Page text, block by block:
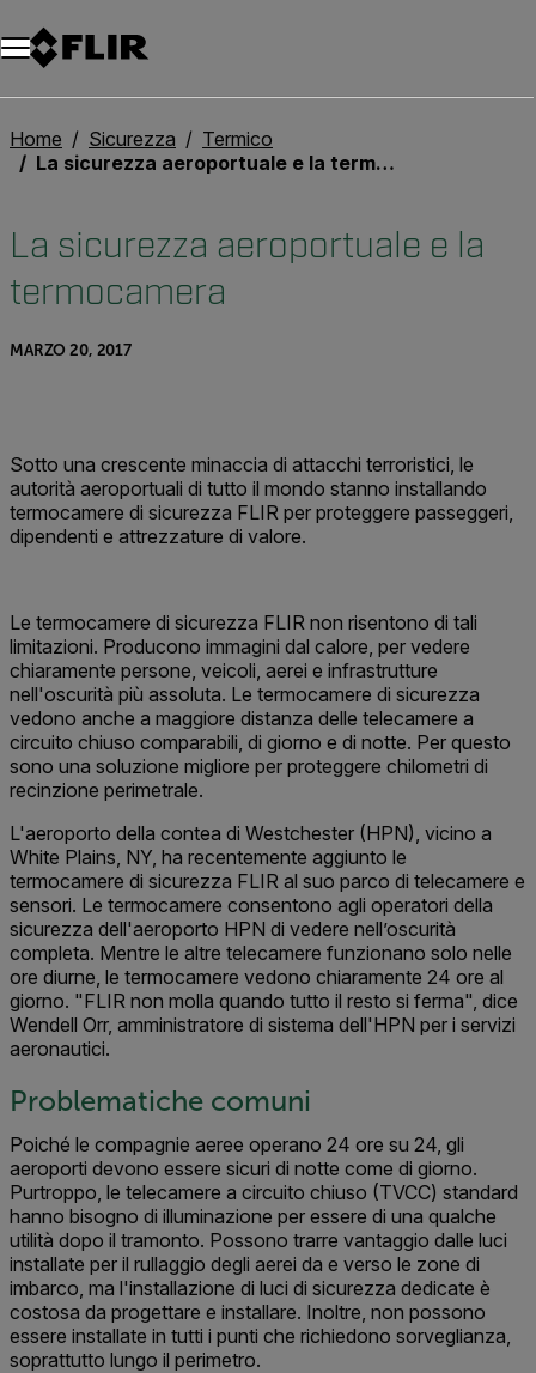
Unread messages
Modello
Rimuovi
articoli
articolo
Aggiungi al carrello
Aggiunto al carrello
Home Sicurezza
Termico
La sicurezza aeroportuale e la termocamera
La sicurezza aeroportuale e la
termocamera
MARZO 20, 2017
Sotto una crescente minaccia di attacchi terroristici, le
autorità aeroportuali di tutto il mondo stanno installando
termocamere di sicurezza FLIR per proteggere passeggeri,
dipendenti e attrezzature di valore.
Le termocamere di sicurezza FLIR non risentono di tali
limitazioni. Producono immagini dal calore, per vedere
chiaramente persone, veicoli, aerei e infrastrutture
nell'oscurità più assoluta. Le termocamere di sicurezza
vedono anche a maggiore distanza delle telecamere a
circuito chiuso comparabili, di giorno e di notte. Per questo
sono una soluzione migliore per proteggere chilometri di
recinzione perimetrale.
L'aeroporto della contea di Westchester (HPN), vicino a
White Plains, NY, ha recentemente aggiunto le
termocamere di sicurezza FLIR al suo parco di telecamere e
sensori. Le termocamere consentono agli operatori della
sicurezza dell'aeroporto HPN di vedere nell’oscurità
completa. Mentre le altre telecamere funzionano solo nelle
ore diurne, le termocamere vedono chiaramente 24 ore al
giorno. "FLIR non molla quando tutto il resto si ferma", dice
Wendell Orr, amministratore di sistema dell'HPN per i servizi
aeronautici.
Problematiche comuni
Poiché le compagnie aeree operano 24 ore su 24, gli
aeroporti devono essere sicuri di notte come di giorno.
Purtroppo, le telecamere a circuito chiuso (TVCC) standard
hanno bisogno di illuminazione per essere di una qualche
utilità dopo il tramonto. Possono trarre vantaggio dalle luci
installate per il rullaggio degli aerei da e verso le zone di
imbarco, ma l'installazione di luci di sicurezza dedicate è
costosa da progettare e installare. Inoltre, non possono
essere installate in tutti i punti che richiedono sorveglianza,
soprattutto lungo il perimetro.